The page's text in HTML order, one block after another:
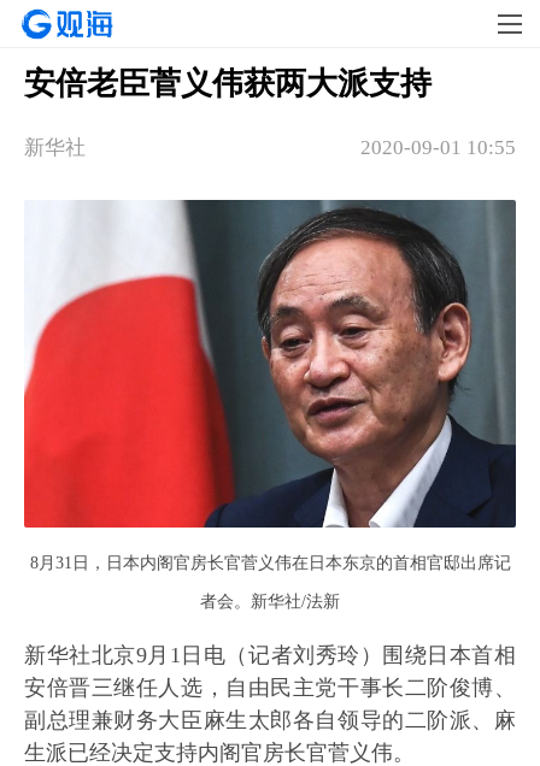
安倍老臣菅义伟获两大派支持
2020-09-01 10:55
新华社
8月31日，日本内阁官房长官菅义伟在日本东京的首相官邸出席记
者会。新华社/法新
新华社北京9月1日电（记者刘秀玲）围绕日本首相
安倍晋三继任人选，自由民主党干事长二阶俊博、
副总理兼财务大臣麻生太郎各自领导的二阶派、麻
生派已经决定支持内阁官房长官菅义伟。